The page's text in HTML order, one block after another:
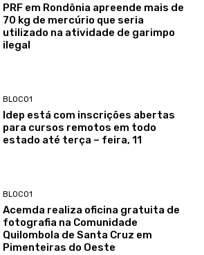
PRF em Rondônia apreende mais de
70 kg de mercúrio que seria
utilizado na atividade de garimpo
ilegal
BLOCO1
Idep está com inscrições abertas
para cursos remotos em todo
estado até terça – feira, 11
BLOCO1
Acemda realiza oficina gratuita de
fotografia na Comunidade
Quilombola de Santa Cruz em
Pimenteiras do Oeste